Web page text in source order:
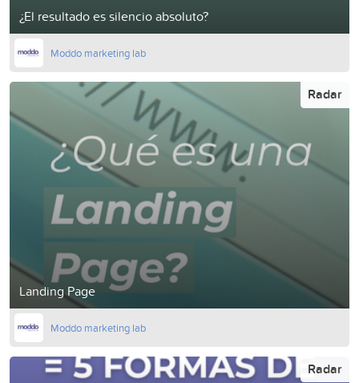
¿El resultado es silencio absoluto?
Moddo marketing lab
Landing Page
Radar
Moddo marketing lab
Radar